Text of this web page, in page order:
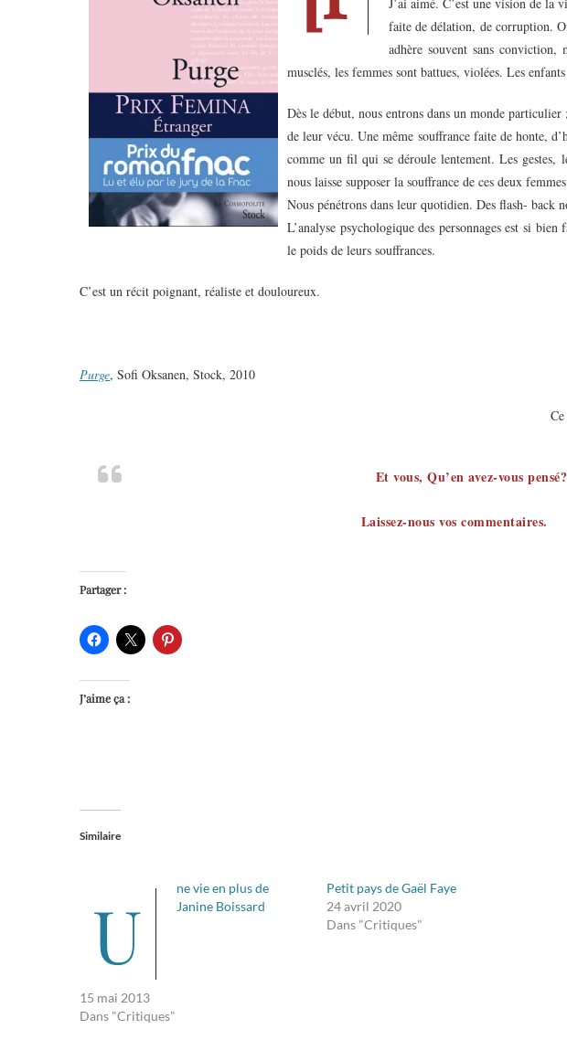
faite de délation, de corruption.
adhère souvent sans
musclés, les femmes sont battues, violées. Les
Dès le début, nous entrons dans un monde
de leur vécu. Une même souffrance faite de honte,
comme un fil qui se déroule lentement. Les
nous laisse supposer la souffrance de ces deux
Nous pénétrons dans leur quotidien. Des flash- back
L’analyse psychologique des personnages est si
le poids de leurs souffrances.
C’est un récit poignant, réaliste et douloureux.
Purge, Sofi Oksanen, Stock, 2010
Et vous, Qu’en avez-vous pensé?
Laissez-nous vos commentaires.
Partager :
J’aime ça :
Similaire
U
ne vie en plus de
Janine Boissard
15 mai 2013
Dans "Critiques"
Petit pays de Gaël Faye
24 avril 2020
Dans "Critiques"